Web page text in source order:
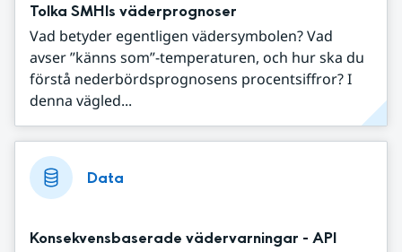
Tolka SMHIs väderprognoser
Vad betyder egentligen vädersymbolen? Vad
avser ”känns som”-temperaturen, och hur ska du
förstå nederbördsprognosens procentsiffror? I
denna vägled...
Data
Konsekvensbaserade vädervarningar - API